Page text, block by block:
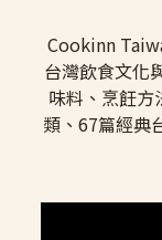
Cookinn
台灣飲食文化
味料、烹飪方
類、67篇經典